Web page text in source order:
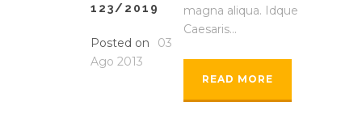
123/2019
Posted on
03
Ago 2013
magna aliqua. Idque
Caesaris...
READ MORE